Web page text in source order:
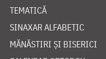
TEMATICĂ
SINAXAR ALFABETIC
MĂNĂSTIRI ȘI BISERICI